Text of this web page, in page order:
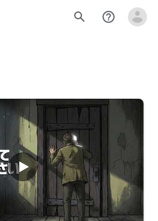
search help_outline